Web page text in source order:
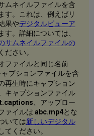
ムネイルファイルを含
す。これは、例えばリ
果やデジタルビューア
す。詳細については、
サムネイルファイルの
ださい。
ファイルと同じ名前
ャプションファイルを含
再生時にキャプション
キャプションファイル
、アップロー
ァイルは abc.mp4とな
いては新しいデジタル
てください。